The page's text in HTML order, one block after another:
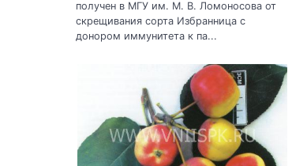
получен в МГУ им. М. В. Ломоносова от
скрещивания сорта Избранница с
донором иммунитета к па...